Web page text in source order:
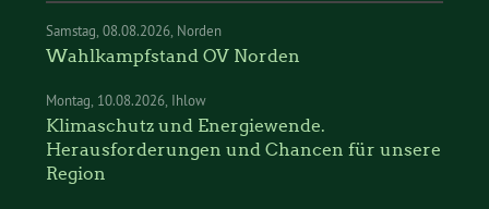
Samstag 08.08.2026 Norden
Wahlkampfstand OV Norden
Montag 10.08.2026 Ihlow
Klimaschutz und Energiewende.
Herausforderungen und Chancen für unsere
Region